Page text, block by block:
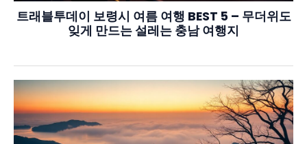
트래블투데이 보령시 여름 여행 BEST 5 – 무더위도
잊게 만드는 설레는 충남 여행지